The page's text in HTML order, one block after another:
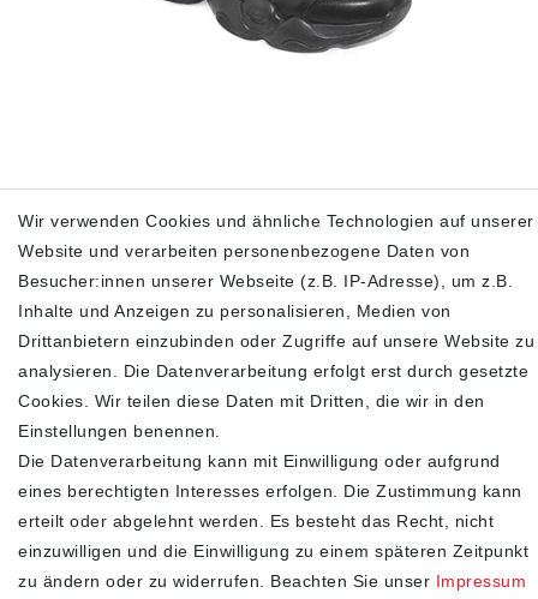
PLEIN SPORT Herren Sneakers schwarz SIPS100799
375,00 € 139,00 €
inkl. ges. MwSt.zzgl.Versandkosten
In den Warenkorb
SHOP
Impressum
Daten­schutz­erklärung
AGB
Wir verwenden Cookies und ähnliche Technologien auf unserer
Website und verarbeiten personenbezogene Daten von
Besucher:innen unserer Webseite (z.B. IP-Adresse), um z.B.
Inhalte und Anzeigen zu personalisieren, Medien von
Drittanbietern einzubinden oder Zugriffe auf unsere Website zu
analysieren. Die Datenverarbeitung erfolgt erst durch gesetzte
Cookies. Wir teilen diese Daten mit Dritten, die wir in den
Einstellungen benennen.
Die Datenverarbeitung kann mit Einwilligung oder aufgrund
eines berechtigten Interesses erfolgen. Die Zustimmung kann
erteilt oder abgelehnt werden. Es besteht das Recht, nicht
einzuwilligen und die Einwilligung zu einem späteren Zeitpunkt
zu ändern oder zu widerrufen. Beachten Sie unser Impressum